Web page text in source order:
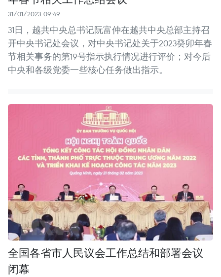
31/01/2023 09:49
31日，越共中央总书记阮富仲在越共中央总部主持召
开中央书记处会议，对中央书记处关于2023癸卯年春
节相关事务的第19号指示执行情况进行评价；对今后
中央和各级党委一些核心任务做出指示。
全国各省市人民议会工作总结和部署会议
闭幕